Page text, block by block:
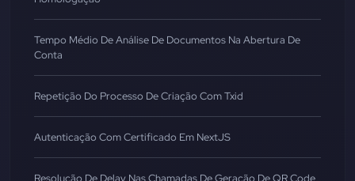
Tempo Médio De Análise De Documentos Na Abertura De
Conta
Repetição Do Processo De Criação Com Txid
Autenticação Com Certificado Em NextJS
Resolução De Delay Nas Chamadas De Geração De QR Code